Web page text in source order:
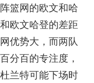
篮网的欧文和哈
欧文哈登的差距
优势大，而两队
分百的专注度，
兰特可能下场时